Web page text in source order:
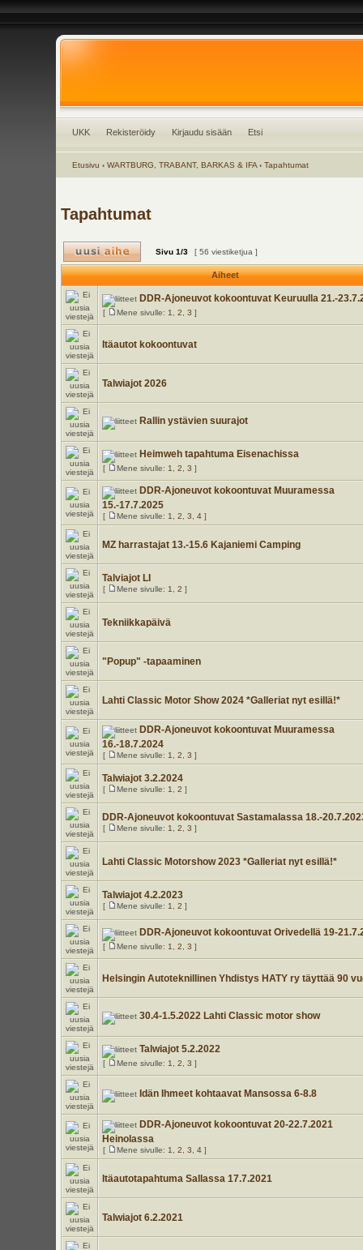
UKK Rekisteröidy Kirjaudu sisään Etsi
Etusivu ‹ WARTBURG, TRABANT, BARKAS & IFA ‹ Tapahtumat
Tapahtumat
Sivu 1/3 [ 56 viestiketjua ]
Aiheet
DDR-Ajoneuvot kokoontuvat Keuruulla 21.-
[ Mene sivulle: 1 2 3 ]
Itäautot kokoontuvat
Talwiajot 2026
Rallin ystävien suurajot
Heimweh tapahtuma Eisenachissa
[ Mene sivulle: 1 2 3 ]
DDR-Ajoneuvot kokoontuvat Muuramessa
15.-17.7.2025
[ Mene sivulle: 1 2 3 4]
MZ harrastajat 13.-15.6 Kajaniemi Camping
Talviajot LI
[ Mene sivulle: 1 2 ]
Tekniikkapäivä
"Popup" -tapaaminen
Lahti Classic Motor Show 2024 *Galleriat nyt esillä!*
DDR-Ajoneuvot kokoontuvat Muuramessa
16.-18.7.2024
[ Mene sivulle: 1 2 3 ]
Talwiajot 3.2.2024
[ Mene sivulle: 1 2 ]
DDR-Ajoneuvot kokoontuvat Sastamalassa 18.-
[ Mene sivulle: 1 2 3 ]
Lahti Classic Motorshow 2023 *Galleriat nyt esillä!*
Talwiajot 4.2.2023
[ Mene sivulle: 1 2 ]
DDR-Ajoneuvot kokoontuvat Orivedellä 19-
[ Mene sivulle: 1 2 3 ]
Helsingin Autoteknillinen Yhdistys HATY ry täyttää 90
30.4-1.5.2022 Lahti Classic motor show
Talwiajot 5.2.2022
[ Mene sivulle: 1 2 3 ]
Idän Ihmeet kohtaavat Mansossa 6-8.8
DDR-Ajoneuvot kokoontuvat 20-22.7.2021
Heinolassa
[ Mene sivulle: 1 2 3 4]
Itäautotapahtuma Sallassa 17.7.2021
Talwiajot 6.2.2021